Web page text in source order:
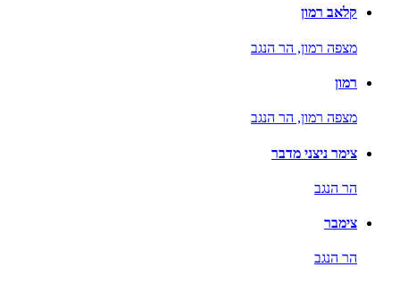
קלאב רמון
מצפה רמון, הר הנגב
רמון
מצפה רמון, הר הנגב
צימר ניצני מדבר
הר הנגב
צימבר
הר הנגב